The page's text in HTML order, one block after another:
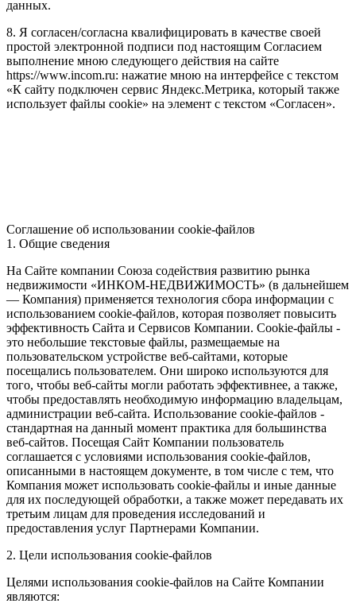
данных.
8. Я согласен/согласна квалифицировать в качестве своей
простой электронной подписи под настоящим Согласием
выполнение мною следующего действия на сайте
https://www.incom.ru: нажатие мною на интерфейсе с текстом
«К сайту подключен сервис Яндекс.Метрика, который также
использует файлы cookie» на элемент с текстом «Согласен».
Соглашение об использовании cookie-файлов
1. Общие сведения
На Сайте компании Союза содействия развитию рынка
недвижимости «ИНКОМ-НЕДВИЖИМОСТЬ» (в дальнейшем
— Компания) применяется технология сбора информации с
использованием cookie-файлов, которая позволяет повысить
эффективность Сайта и Сервисов Компании. Сookie-файлы -
это небольшие текстовые файлы, размещаемые на
пользовательском устройстве веб-сайтами, которые
посещались пользователем. Они широко используются для
того, чтобы веб-сайты могли работать эффективнее, а также,
чтобы предоставлять необходимую информацию владельцам,
администрации веб-сайта. Использование cookie-файлов -
стандартная на данный момент практика для большинства
веб-сайтов. Посещая Сайт Компании пользователь
соглашается с условиями использования cookie-файлов,
описанными в настоящем документе, в том числе с тем, что
Компания может использовать cookie-файлы и иные данные
для их последующей обработки, а также может передавать их
третьим лицам для проведения исследований и
предоставления услуг Партнерами Компании.
2. Цели использования cookie-файлов
Целями использования cookie-файлов на Сайте Компании
являются: